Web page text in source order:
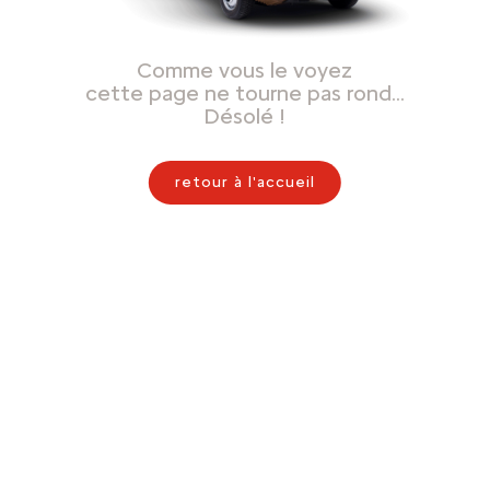
Comme vous le voyez
cette page ne tourne pas rond…
Désolé !
retour à l'accueil